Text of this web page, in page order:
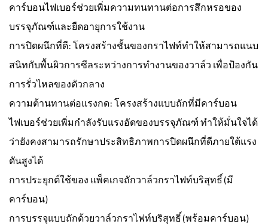
คาร์บอนไฟเบอร์ช่วยเพิ่มความทนทานต่อการสึกหรอของ
บรรจุภัณฑ์และยืดอายุการใช้งาน
การปิดผนึกที่ดี: โครงสร้างชั้นของกราไฟท์ทำให้สามารถแนบ
สนิทกับพื้นผิวการซีลระหว่างการทำงานของวาล์ว เพื่อป้องกัน
การรั่วไหลของตัวกลาง
ความต้านทานต่อแรงกด: โครงสร้างแบบถักที่มีคาร์บอน
ไฟเบอร์ช่วยเพิ่มกำลังรับแรงอัดของบรรจุภัณฑ์ ทำให้มั่นใจได้
ว่ายังคงสามารถรักษาประสิทธิภาพการปิดผนึกที่ดีภายใต้แรง
ดันสูงได้
การประยุกต์ใช้ของ แพ็คเกจถักวาล์วกราไฟท์บริสุทธิ์ (มี
คาร์บอน)
การบรรจุแบบถักด้วยวาล์วกราไฟท์บริสุทธิ์ (พร้อมคาร์บอน)